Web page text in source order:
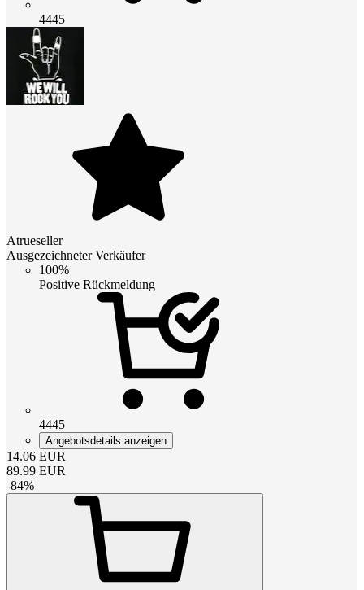
4445
Atrueseller
Ausgezeichneter Verkäufer
100%
Positive Rückmeldung
4445
Angebotsdetails anzeigen
14.06 EUR
89.99 EUR
-84%